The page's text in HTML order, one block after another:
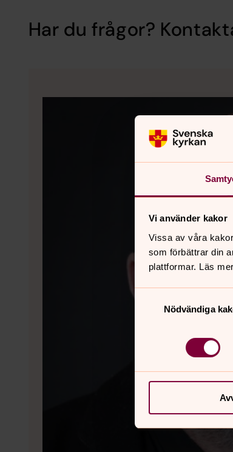
Vi använder kakor
Vissa av våra
som förbättrar din
plattformar. Läs
Nödvändiga
Har du frågor?